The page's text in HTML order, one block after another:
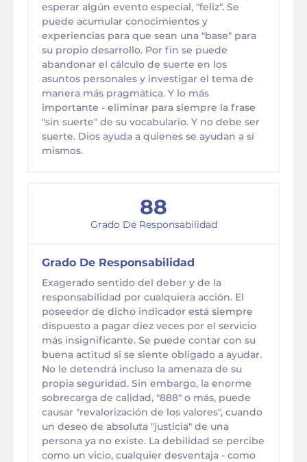
esperar algún evento especial, "feliz". Se
puede acumular conocimientos y
experiencias para que sean una "base" para
su propio desarrollo. Por fin se puede
abandonar el cálculo de suerte en los
asuntos personales y investigar el tema de
manera más pragmática. Y lo más
importante - eliminar para siempre la frase
"sin suerte" de su vocabulario. Y no debe ser
suerte. Dios ayuda a quienes se ayudan a sí
mismos.
88
Grado De Responsabilidad
Grado De Responsabilidad
Exagerado sentido del deber y de la
responsabilidad por cualquiera acción. El
poseedor de dicho indicador está siempre
dispuesto a pagar diez veces por el servicio
más insignificante. Se puede contar con su
buena actitud si se siente obligado a ayudar.
No le detendrá incluso la amenaza de su
propia seguridad. Sin embargo, la enorme
sobrecarga de calidad, "888" o más, puede
causar "revalorización de los valores", cuando
un deseo de absoluta "justicia" de una
persona ya no existe. La debilidad se percibe
como un vicio, cualquier desventaja - como